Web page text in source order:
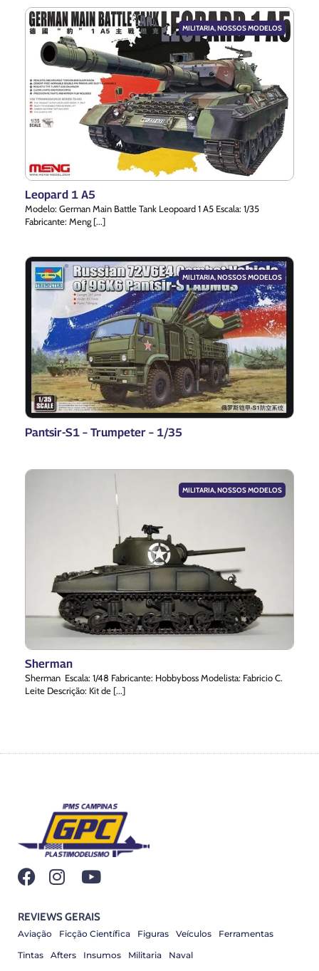
MILITARIA,NOSSOS MODELOS
Leopard 1 A5
Modelo: German Main Battle Tank Leopoard 1 A5 Escala: 1/35
Fabricante: Meng [...]
MILITARIA,NOSSOS MODELOS
Pantsir-S1 – Trumpeter – 1/35
MILITARIA,NOSSOS MODELOS
Sherman
Sherman Escala: 1/48 Fabricante: Hobbyboss Modelista: Fabricio C.
Leite Descrição: Kit de [...]
REVIEWS GERAIS
Aviação Ficção Científica Figuras Veículos
Ferramentas
Tintas
Afters Insumos Militaria Naval